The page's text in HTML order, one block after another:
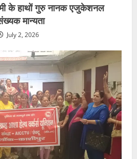
के हाथों गुरु नानक एजुकेशनल
मान्यता
July 2, 2026